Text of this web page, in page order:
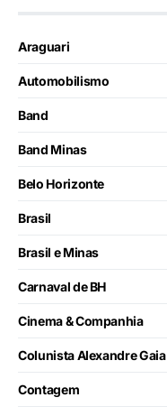
Araguari
Automobilismo
Band
Band Minas
Belo Horizonte
Brasil
Brasil e Minas
Carnaval de BH
Cinema & Companhia
Colunista Alexandre Gaia
Contagem